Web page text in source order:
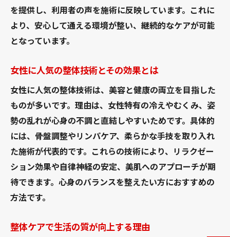
を提供し、利用者の声を施術に反映しています。これに
より、安心して通える環境が整い、継続的なケアが可能
となっています。
女性に人気の整体技術とその効果とは
女性に人気の整体技術は、美容と健康の両立を目指した
ものが多いです。理由は、女性特有の冷えやむくみ、姿
勢の乱れが心身の不調と直結しやすいためです。具体的
には、骨盤調整やリンパケア、柔らかな手技を取り入れ
た施術が代表的です。これらの技術により、リラクゼー
ション効果や自律神経の安定、美肌へのアプローチが期
待できます。心身のバランスを整えたい方におすすめの
方法です。
整体ケアで生活の質が向上する理由